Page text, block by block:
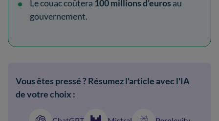
Le couac coûtera 100 millions d’euros au
gouvernement.
Vous êtes pressé ? Résumez l'article avec l'IA
de votre choix :